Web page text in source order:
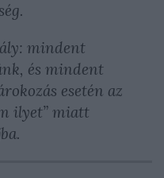
mindent
és mindent
esetén az
ilyet” miatt